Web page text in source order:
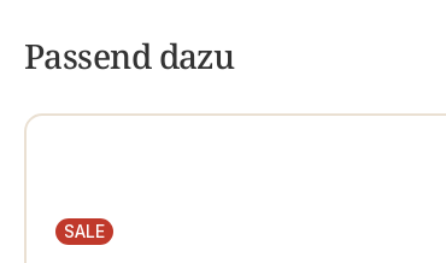
Passend dazu
RABATT
SALE